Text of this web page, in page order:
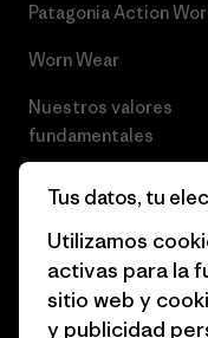
Patagonia Action
Worn Wear
Nuestros valores
fundamentales
Business Unusual
Objetivos climáticos
1% for the Planet
Tus datos, tu
Utilizamos
activas para la
sitio web y
y publicidad